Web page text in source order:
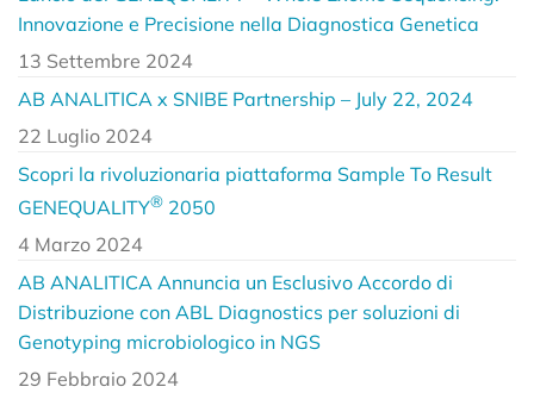
Innovazione e Precisione nella Diagnostica Genetica
13 Settembre 2024
AB ANALITICA x SNIBE Partnership – July 22, 2024
22 Luglio 2024
Scopri la rivoluzionaria piattaforma Sample To Result
GENEQUALITY® 2050
4 Marzo 2024
AB ANALITICA Annuncia un Esclusivo Accordo di
Distribuzione con ABL Diagnostics per soluzioni di
Genotyping microbiologico in NGS
29 Febbraio 2024